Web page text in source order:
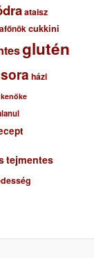
ataisz
cukkini
glutén
házi
kenőke
tejmentes